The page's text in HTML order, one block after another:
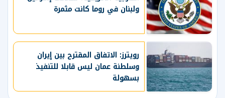
ولبنان في روما كانت مثمرة
رويترز: الاتفاق المقترح بين إيران
وسلطنة عمان ليس قابلا للتنفيذ
بسهولة